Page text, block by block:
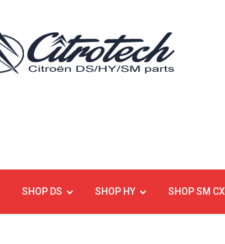
SHOP DS SHOP HY SHOP SM